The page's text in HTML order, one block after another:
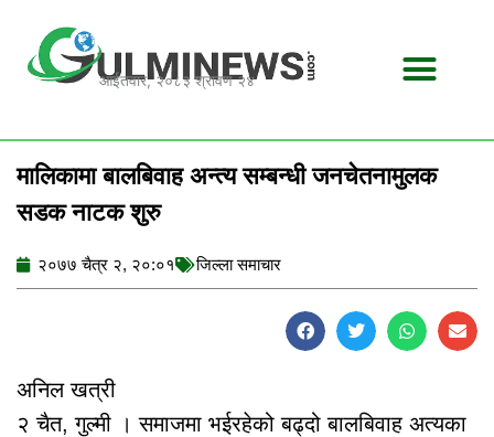
content
आईतवार, २०८३ श्रावण २४
मालिकामा बालबिवाह अन्त्य सम्बन्धी जनचेतनामुलक
सडक नाटक शुरु
२०७७ चैत्र २, २०:०१ जिल्ला समाचार
अनिल खत्री
२ चैत, गुल्मी । समाजमा भईरहेको बढ्दो बालबिवाह अत्यका